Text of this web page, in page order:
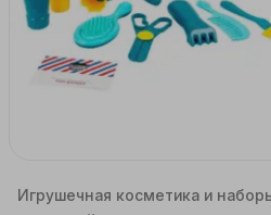
Каталог
Детские товары